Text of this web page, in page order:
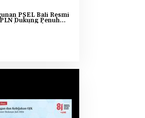
PSEL Bali Resmi
Dukung Penuh
Nasional